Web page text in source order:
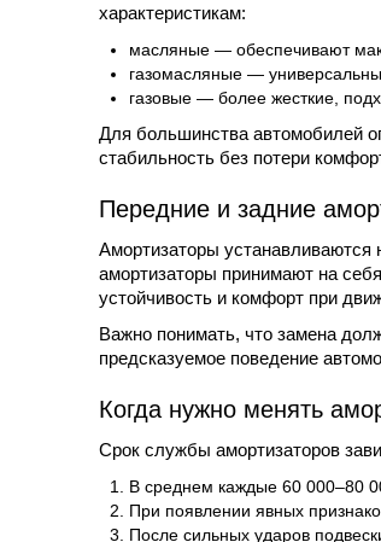
характеристикам:
масляные — обеспечивают
газомасляные —
газовые — более жесткие,
Для большинства автомобилей
стабильность без потери
Передние и задние
Амортизаторы
амортизаторы принимают на
устойчивость и комфорт при
Важно понимать, что замена
предсказуемое поведение
Когда нужно менять
Срок службы амортизаторов
В среднем каждые 60 000–80
При появлении явных
После сильных ударов